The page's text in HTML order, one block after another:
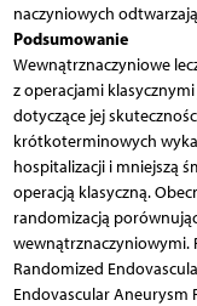
naczyniowych
Podsumowanie
Wewnątrznaczyniowe
z operacjami
dotyczące jej
krótkoterminowych
hospitalizacji i mniejszą
operacją klasyczną.
randomizacją
wewnątrznaczyniowymi.
Randomized
Endovascular Aneurysm